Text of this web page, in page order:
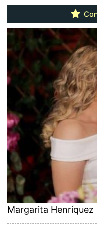
Margarita Henríquez